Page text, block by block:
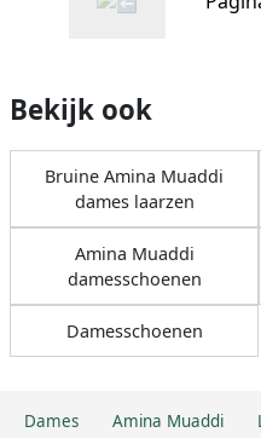
Dames Amina Muaddi
Bekijk ook
Bruine Amina Muaddi
dames laarzen
Amina Muaddi
damesschoenen
Damesschoenen